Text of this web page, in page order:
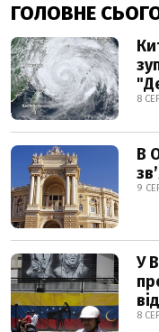
ГОЛОВНЕ
8
В
9
У
8